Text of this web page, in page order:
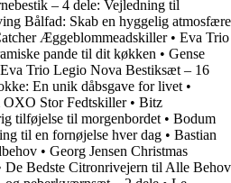
– 4 dele: Vejledning til
Bålfad: Skab en hyggelig atmosfære
Æggeblommeadskiller• Eva Trio
pande til dit køkken • Gense
Eva Trio Legio Nova Bestiksæt – 16
En unik dåbsgave for livet •
Stor Fedtskiller• Bitz
tilføjelse til morgenbordet • Bodum
til en fornøjelse hver dag • Bastian
• Georg Jensen Christmas
De Bedste Citronrivejern til Alle Behov